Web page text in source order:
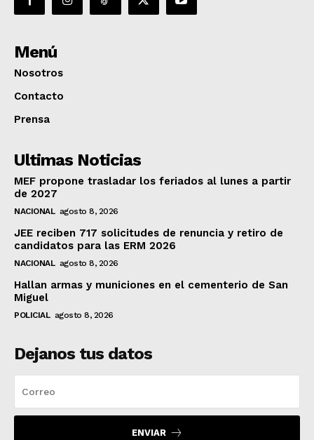
Menú
Nosotros
Contacto
Prensa
Ultimas Noticias
MEF propone trasladar los feriados al lunes a partir
de 2027
NACIONAL agosto 8, 2026
JEE reciben 717 solicitudes de renuncia y retiro de
candidatos para las ERM 2026
NACIONAL agosto 8, 2026
Hallan armas y municiones en el cementerio de San
Miguel
POLICIAL agosto 8, 2026
Dejanos tus datos
ENVIAR